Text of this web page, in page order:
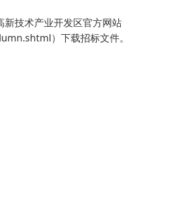
技术产业开发区官方网站
）下载招标文件。